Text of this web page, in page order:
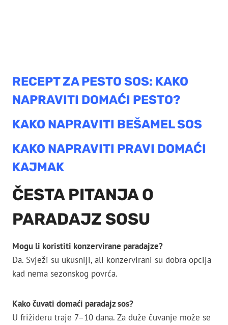
RECEPT ZA PESTO SOS: KAKO
NAPRAVITI DOMAĆI PESTO?
KAKO NAPRAVITI BEŠAMEL SOS
KAKO NAPRAVITI PRAVI DOMAĆI
KAJMAK
ČESTA PITANJA O
PARADAJZ SOSU
Mogu li koristiti konzervirane paradajze?
Da. Svježi su ukusniji, ali konzervirani su dobra opcija
kad nema sezonskog povrća.
Kako čuvati domaći paradajz sos?
U frižideru traje 7–10 dana. Za duže čuvanje može se